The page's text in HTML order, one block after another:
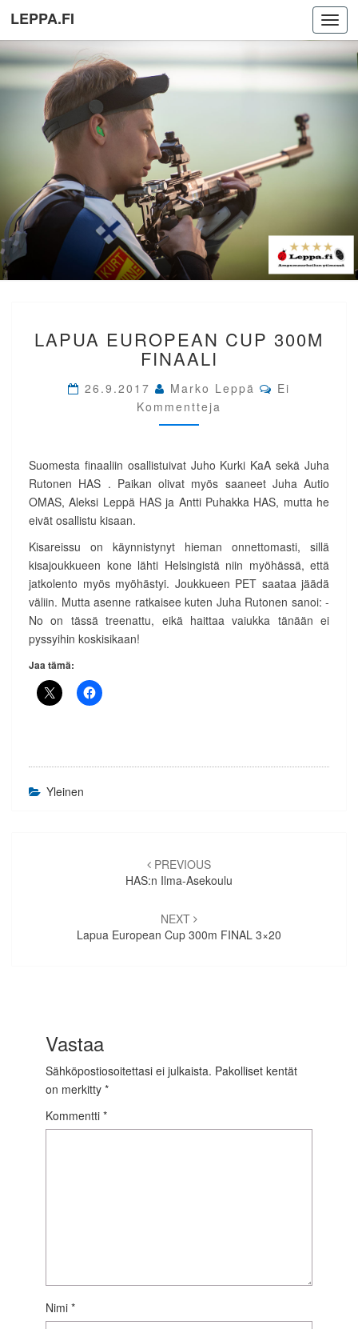
LEPPA.FI
EUROPEAN
CUP
300M
FINAALI
LAPUA EUROPEAN CUP 300M
FINAALI
26.9.2017 Marko Leppä Comments
Ei
Kommentteja
Suomesta finaaliin osallistuivat Juho Kurki KaA sekä Juha
Rutonen HAS . Paikan olivat myös saaneet Juha Autio
OMAS, Aleksi Leppä HAS ja Antti Puhakka HAS, mutta he
eivät osallistu kisaan.
Kisareissu on käynnistynyt hieman onnettomasti, sillä
kisajoukkueen kone lähti Helsingistä niin myöhässä, että
jatkolento myös myöhästyi. Joukkueen PET saataa jäädä
väliin. Mutta asenne ratkaisee kuten Juha Rutonen sanoi: -
No on tässä treenattu, eikä haittaa vaiukka tänään ei
pyssyihin koskisikaan!
Jaa tämä:
Yleinen
PREVIOUS
HAS:n Ilma-Asekoulu
NEXT
Lapua European Cup 300m FINAL 3×20
Vastaa
Sähköpostiosoitettasi ei julkaista. Pakolliset kentät
on merkitty *
Kommentti *
Nimi *